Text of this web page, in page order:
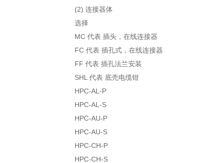
(2) 连接器体
选择
MC 代表 插头，在线连接器
FC 代表 插孔式，在线连接器
FF 代表 插孔法兰安装
SHL 代表 底壳电缆钳
HPC-AL-P
HPC-AL-S
HPC-AU-P
HPC-AU-S
HPC-CH-P
HPC-CH-S